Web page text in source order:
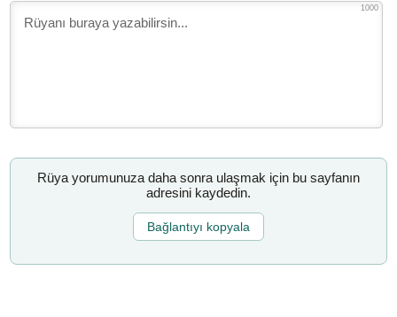
1000
Rüya yorumunuza daha sonra ulaşmak için bu sayfanın
adresini kaydedin.
Bağlantıyı kopyala